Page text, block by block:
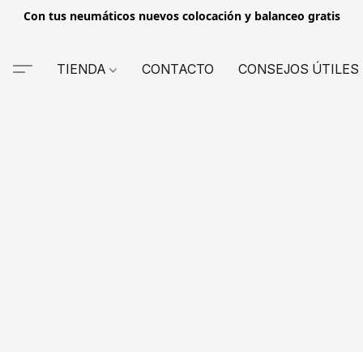
Con tus neumáticos nuevos colocación y balanceo gratis
TIENDA CONTACTO CONSEJOS ÚTILES